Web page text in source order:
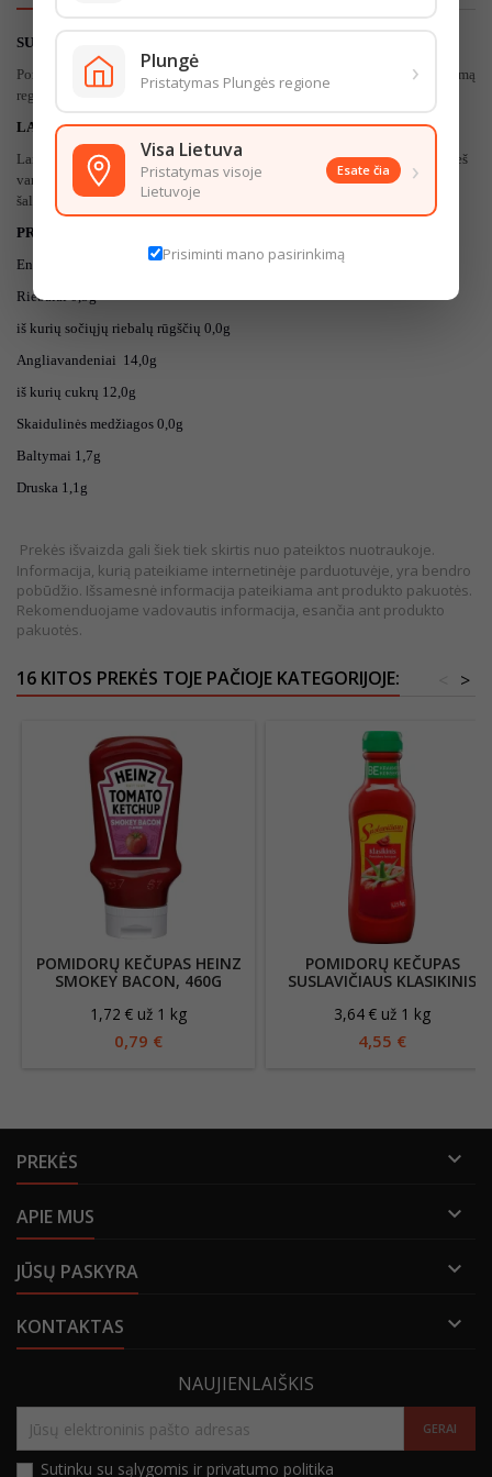
SUDEDAMOSIOS DALYS
Pomidorų pasta (
%), vanduo, cukrus, druska, žirnių skaidulos, rūgštingumą
reguliuojanti medžiaga – acto rūgštis, prieskoniai
LAIKYMO SĄLYGOS:
Laikyti
0-+25 temperatūroje,saugoti nuo tiesioginių saulės spindulių. Prieš
vartojimą suplakite ir nuimkite apsauginę plėvelę.Atidarius laikyti
šaldytuve.
PRODUKTO MAISTINGUMAS 100g
Energinė vertė
71kcal.
Riebalai
iš kurių sočiųjų riebalų rūgščių 0,0g
Angliavandeniai 14,0g
iš kurių cukrų 12,0g
Skaidulinės medžiagos 0,0g
Baltymai 1,7g
Druska 1,1 g
Prekės išvaizda gali šiek tiek skirtis nuo pateiktos nuotraukoje.
Informacija, kurią pateikiame internetinėje parduotuvėje, yra bendro
pobūdžio. Išsamesnė informacija pateikiama ant produkto pakuotės.
Rekomenduojame vadovautis informacija, esančia ant produkto
pakuotės.
16 KITOS PREKĖS TOJE PAČIOJE KATEGORIJOJE: >
POMIDORŲ KEČUPAS HEINZ
SMOKEY BACON, 460G
1,72 € už 1 kg
0,79 €
POMIDORŲ KEČUPAS
SUSLAVIČIAUS KLASIKINIS
3,64 € už 1 kg
4,55 €
PREKĖS 
APIE MUS 
JŪSŲ PASKYRA 
KONTAKTAS 
NAUJIENLAIŠKIS
Sutinku su sąlygomis ir privatumo politika
Plungė
Pristatymas Plungės regione ›
Visa Lietuva
Pristatymas visoje
Lietuvoje
Esate čia ›
Prisiminti mano pasirinkimą